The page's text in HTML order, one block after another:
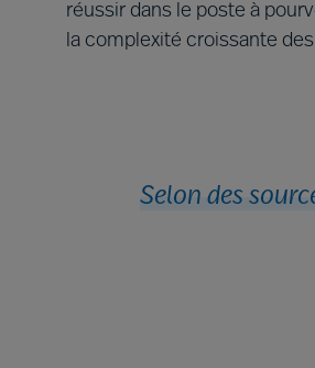
réussir dans le poste à
la complexité croissante
Selon des